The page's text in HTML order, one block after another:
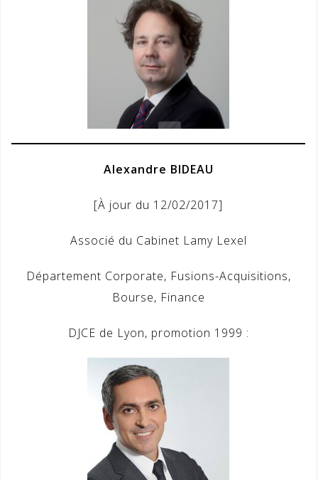
Alexandre BIDEAU
[À jour du 12/02/2017]
Associé du Cabinet Lamy Lexel
Département Corporate, Fusions-Acquisitions,
Bourse, Finance
DJCE de Lyon, promotion 1999 :